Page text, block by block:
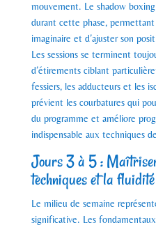
mouvement. Le shadow
durant cette phase, permettant
imaginaire et d’ajuster son
Les sessions se terminent
d’étirements ciblant
fessiers, les adducteurs et les
prévient les courbatures qui
du programme et améliore
indispensable aux techniques
Jours 3 à 5 :
techniques et la
Le milieu de semaine
significative. Les